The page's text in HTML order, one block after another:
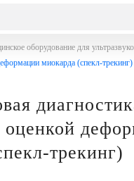
оборудование для
миокарда (спекл-трекинг)
оценкой
трекинг)